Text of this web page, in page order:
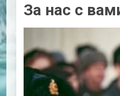
За нас с